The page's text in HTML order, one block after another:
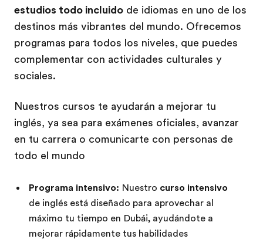
estudios todo incluido de idiomas en uno de los
destinos más vibrantes del mundo. Ofrecemos
programas para todos los niveles, que puedes
complementar con actividades culturales y
sociales.
Nuestros cursos te ayudarán a mejorar tu
inglés, ya sea para exámenes oficiales, avanzar
en tu carrera o comunicarte con personas de
todo el mundo
Programa intensivo: Nuestro curso intensivo
de inglés está diseñado para aprovechar al
máximo tu tiempo en Dubái, ayudándote a
mejorar rápidamente tus habilidades